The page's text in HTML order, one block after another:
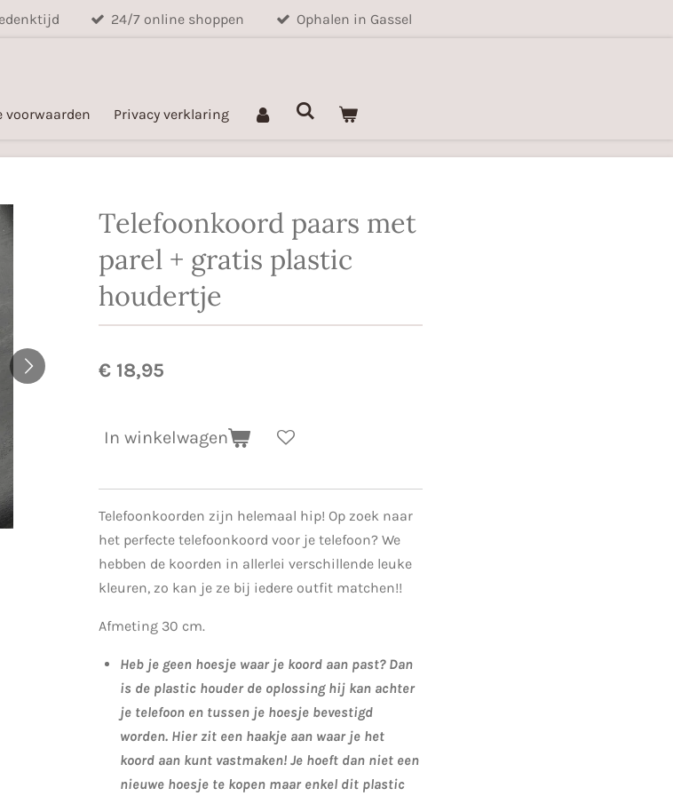
24/7 online shoppen Ophalen in Gassel
voorwaarden Privacy verklaring
Telefoonkoord paars met
parel + gratis plastic
houdertje
€ 18,95
In winkelwagen
Telefoonkoorden zijn helemaal hip! Op zoek naar
het perfecte telefoonkoord voor je telefoon? We
hebben de koorden in allerlei verschillende leuke
kleuren, zo kan je ze bij iedere outfit matchen!!
Afmeting 30 cm.
Heb je geen hoesje waar je koord aan past? Dan
is de plastic houder de oplossing hij kan achter
je telefoon en tussen je hoesje bevestigd
worden. Hier zit een haakje aan waar je het
koord aan kunt vastmaken! Je hoeft dan niet een
nieuwe hoesje te kopen maar enkel dit plastic